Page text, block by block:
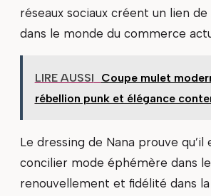
réseaux sociaux créent un lien
dans le monde du commerce
LIRE AUSSI
Coupe mulet
rébellion punk et élégance
Le dressing de Nana prouve qu’il
concilier mode éphémère dans le
renouvellement et fidélité dans